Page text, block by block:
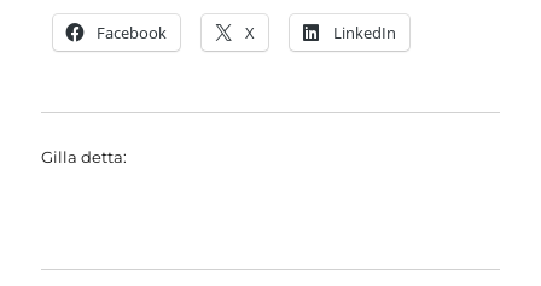
Facebook X LinkedIn
Gilla detta: